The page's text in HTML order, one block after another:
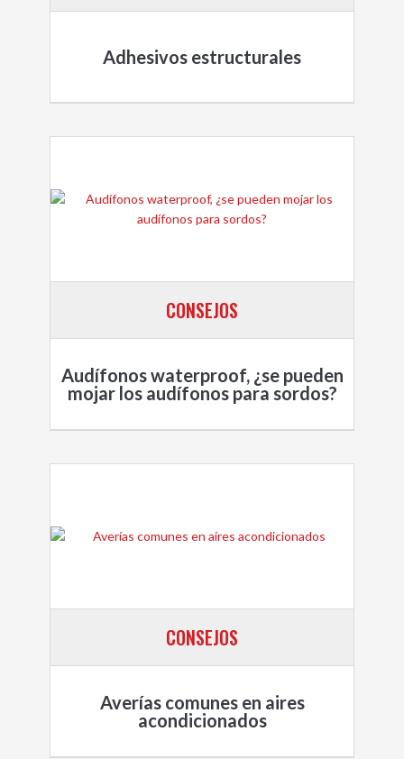
Adhesivos estructurales
CONSEJOS
Audífonos waterproof, ¿se pueden
mojar los audífonos para sordos?
CONSEJOS
Averías comunes en aires
acondicionados